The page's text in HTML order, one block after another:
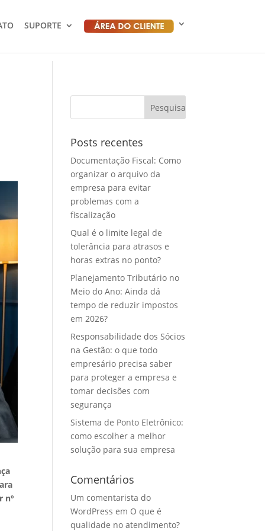
SUPORTE
nº
Posts recentes
Documentação Fiscal: Como
organizar o arquivo da
empresa para evitar
problemas com a
fiscalização
Qual é o limite legal de
tolerância para atrasos e
horas extras no ponto?
Planejamento Tributário no
Meio do Ano: Ainda dá
tempo de reduzir impostos
em 2026?
Responsabilidade dos Sócios
na Gestão: o que todo
empresário precisa saber
para proteger a empresa e
tomar decisões com
segurança
Sistema de Ponto Eletrônico:
como escolher a melhor
solução para sua empresa
Comentários
Um comentarista do
WordPress em O que é
qualidade no atendimento?